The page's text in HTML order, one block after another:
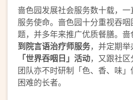
啬色园发展社会服务数十载，
服务使命。啬色园十分重视吞
题，并多年来推广优质餐膳。啬
到院言语治疗师服务，并定期举
「世界吞咽日」活动，又跟社
团队亦不时研制「色、香、味
困难的长者。